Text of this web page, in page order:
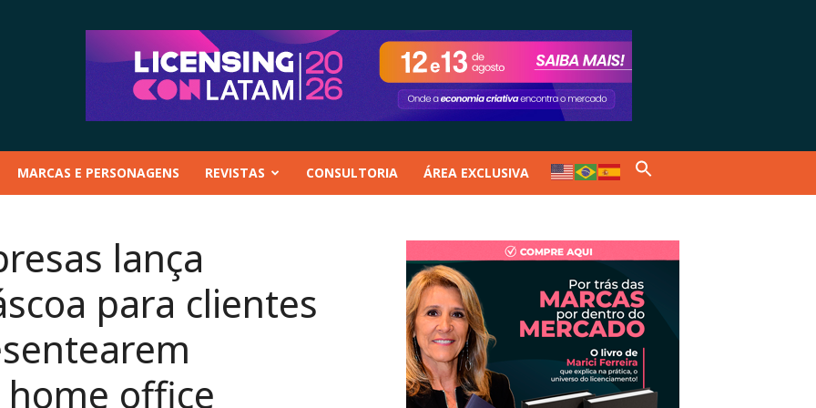
MARCAS E PERSONAGENS REVISTAS CONSULTORIA ÁREA EXCLUSIVA
lança
para clientes
office